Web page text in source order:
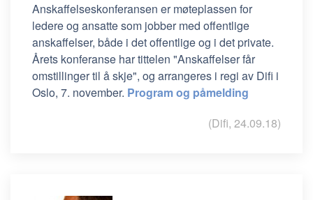
Anskaffelseskonferansen er møteplassen for
ledere og ansatte som jobber med offentlige
anskaffelser, både i det offentlige og i det private.
Årets konferanse har tittelen "Anskaffelser får
omstillinger til å skje", og arrangeres i regi av Difi i
Oslo, 7. november. Program og påmelding
(Difi, 24.09.18)